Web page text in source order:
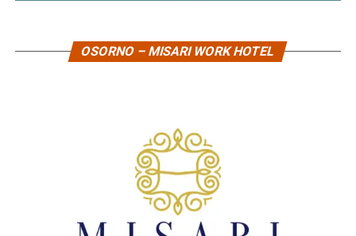
OSORNO – MISARI WORK HOTEL